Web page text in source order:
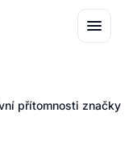
přítomnosti značky